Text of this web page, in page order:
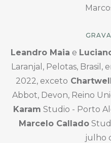
Leandro Maia e
Laranjal, Pelotas,
2022, exceto
Abbot, Devon, Reino
Karam Studio - Porto
Marcelo Callado
julho